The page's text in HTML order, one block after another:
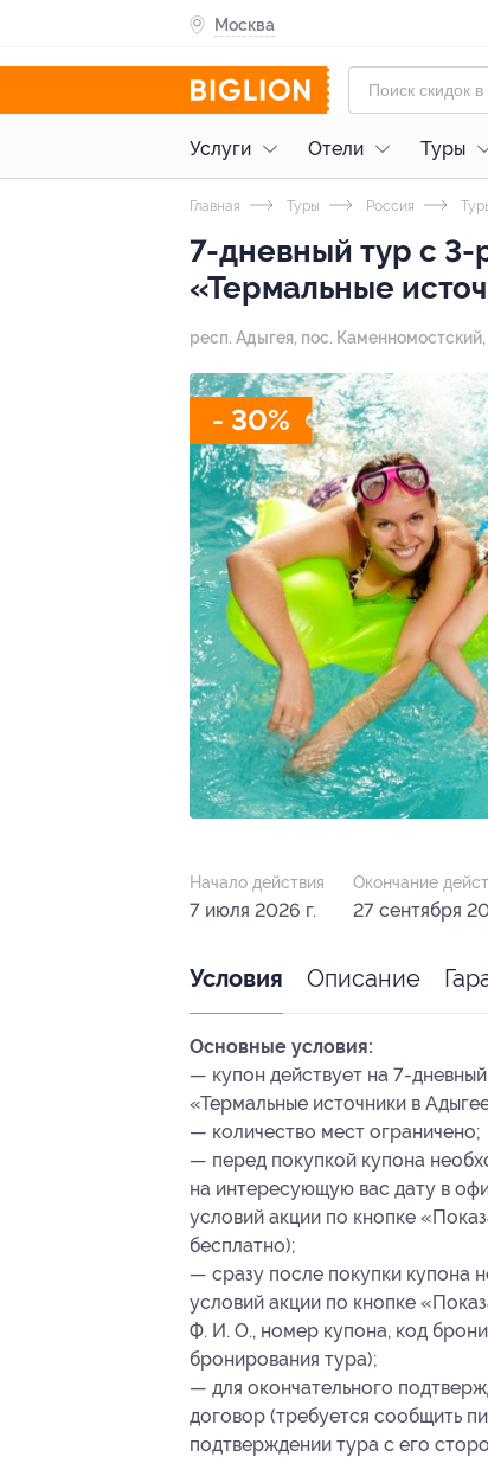
Москва
Услуги Отели Туры
Главная Туры Россия
7-дневный тур с
«Термальные
респ. Адыгея, пос.
- 30%
Начало действия
7 июля 2026 г.
Окончание
27 сентября
Условия Описание
Основные условия:
— купон действует на 7-
«Термальные источники в
— количество мест ограничено;
— перед покупкой купона
на интересующую вас дату в
условий акции по кнопке
бесплатно);
— сразу после покупки купона
условий акции по кнопке
Ф. И. О., номер купона, код
бронирования тура);
— для окончательного
договор (требуется сообщить
подтверждении тура с его